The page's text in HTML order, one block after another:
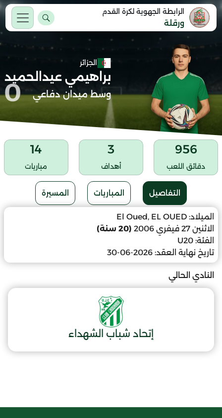
الرابطة الجهوية لكرة القدم
ورقلة
الجزائر
براهيمي عيدالحميد
وسط ميدان دفاعي 0
956
دقائق اللعب
3
أهداف
14
مباريات
التفاصيل المباريات المسيرة
الميلاد: El Oued, EL OUED
الاثنين 27 فيفري 2006
(20 سنة)
الفئة: U20
تاريخ نهاية العقد: 2026-06-30
النادي الحالي
إتحاد شباب الشهداء